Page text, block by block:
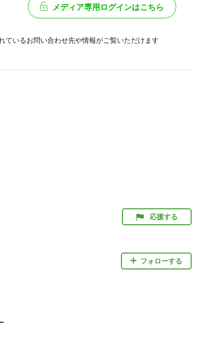
メディア専用ログインはこちら
ているお問い合わせ先や情報がご覧いただけます
応援する
フォローする